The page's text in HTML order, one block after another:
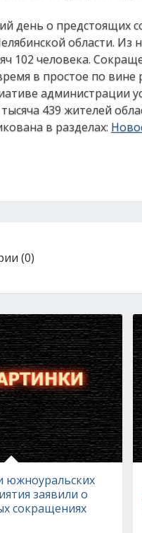
день о предстоящих
области. Из
102 человека.
в простое по
администрации
439 жителей
в разделах:
(0)
южноуральских
заявили о
сокращениях